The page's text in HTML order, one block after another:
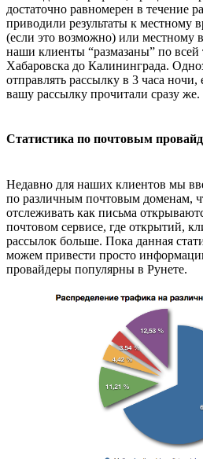
достаточно равномерен в течение
приводили результаты к местному
(если это возможно) или местному
наши клиенты “размазаны” по всей
Хабаровска до Калининграда.
отправлять рассылку в 3 часа
вашу рассылку прочитали сразу же.
Статистика по почтовым
Недавно для наших клиентов мы
по различным почтовым доменам,
отслеживать как письма
почтовом сервисе, где открытий,
рассылок больше. Пока данная
можем привести просто
провайдеры популярны в Рунете.